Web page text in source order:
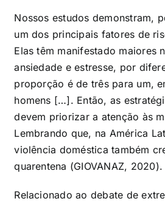
Nossos estudos demonstram,
um dos principais fatores de
Elas têm manifestado maiores
ansiedade e estresse, por
proporção é de três para um,
homens […]. Então, as
devem priorizar a atenção às
Lembrando que, na América
violência doméstica também
quarentena (GIOVANAZ, 2020).
Relacionado ao debate de